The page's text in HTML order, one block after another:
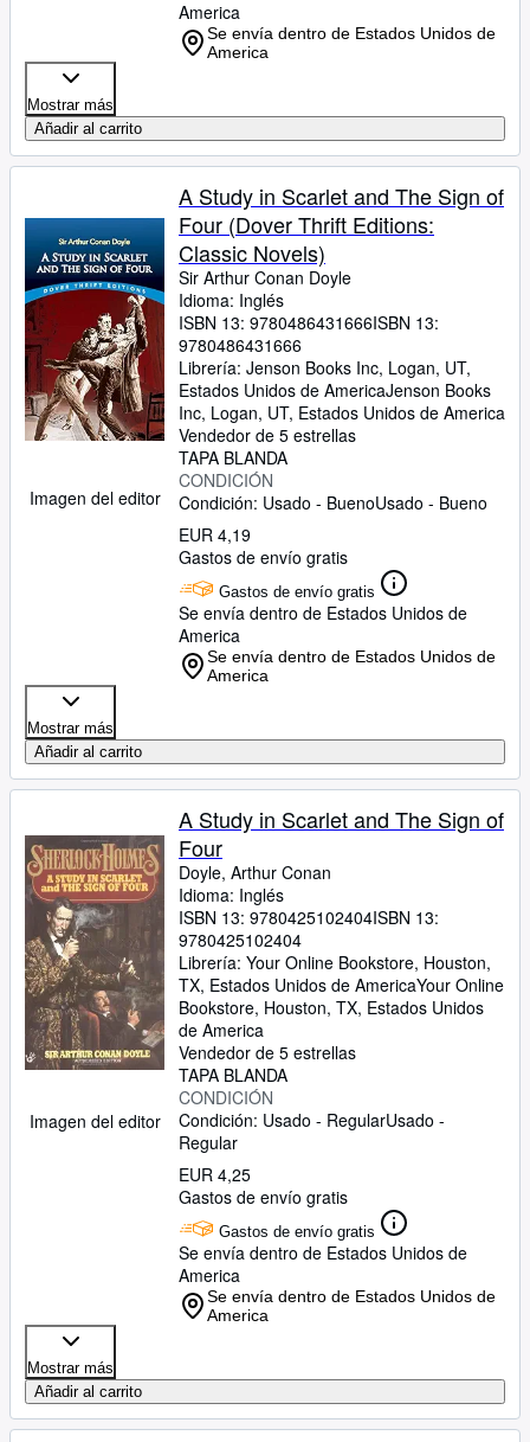
America
Se envía dentro de Estados Unidos de
America
Mostrar más
Añadir al carrito
Imagen del editor
A Study in Scarlet and The Sign of
Four (Dover Thrift Editions:
Classic Novels)
Sir Arthur Conan Doyle
Idioma: Inglés
ISBN 13: 9780486431666ISBN 13:
9780486431666
Librería: Jenson Books Inc, Logan, UT,
Estados Unidos de AmericaJenson Books
Inc, Logan, UT, Estados Unidos de America
Vendedor de 5 estrellas
TAPA BLANDA
CONDICIÓN
Condición: Usado - BuenoUsado - Bueno
EUR 4,19
Gastos de envío gratis
Gastos de envío gratis
Se envía dentro de Estados Unidos de
America
Se envía dentro de Estados Unidos de
America
Mostrar más
Añadir al carrito
Imagen del editor
A Study in Scarlet and The Sign of
Four
Doyle, Arthur Conan
Idioma: Inglés
ISBN 13: 9780425102404ISBN 13:
9780425102404
Librería: Your Online Bookstore, Houston,
TX, Estados Unidos de AmericaYour Online
Bookstore, Houston, TX, Estados Unidos
de America
Vendedor de 5 estrellas
TAPA BLANDA
CONDICIÓN
Condición: Usado - RegularUsado -
Regular
EUR 4,25
Gastos de envío gratis
Gastos de envío gratis
Se envía dentro de Estados Unidos de
America
Se envía dentro de Estados Unidos de
America
Mostrar más
Añadir al carrito